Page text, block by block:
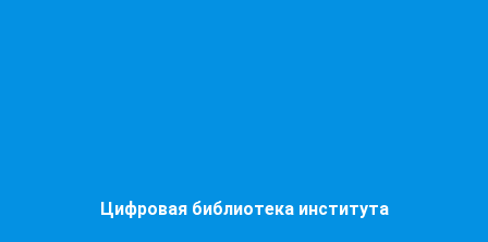
Цифровая библиотека института